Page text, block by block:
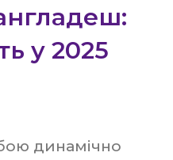
у 2025
динамічно